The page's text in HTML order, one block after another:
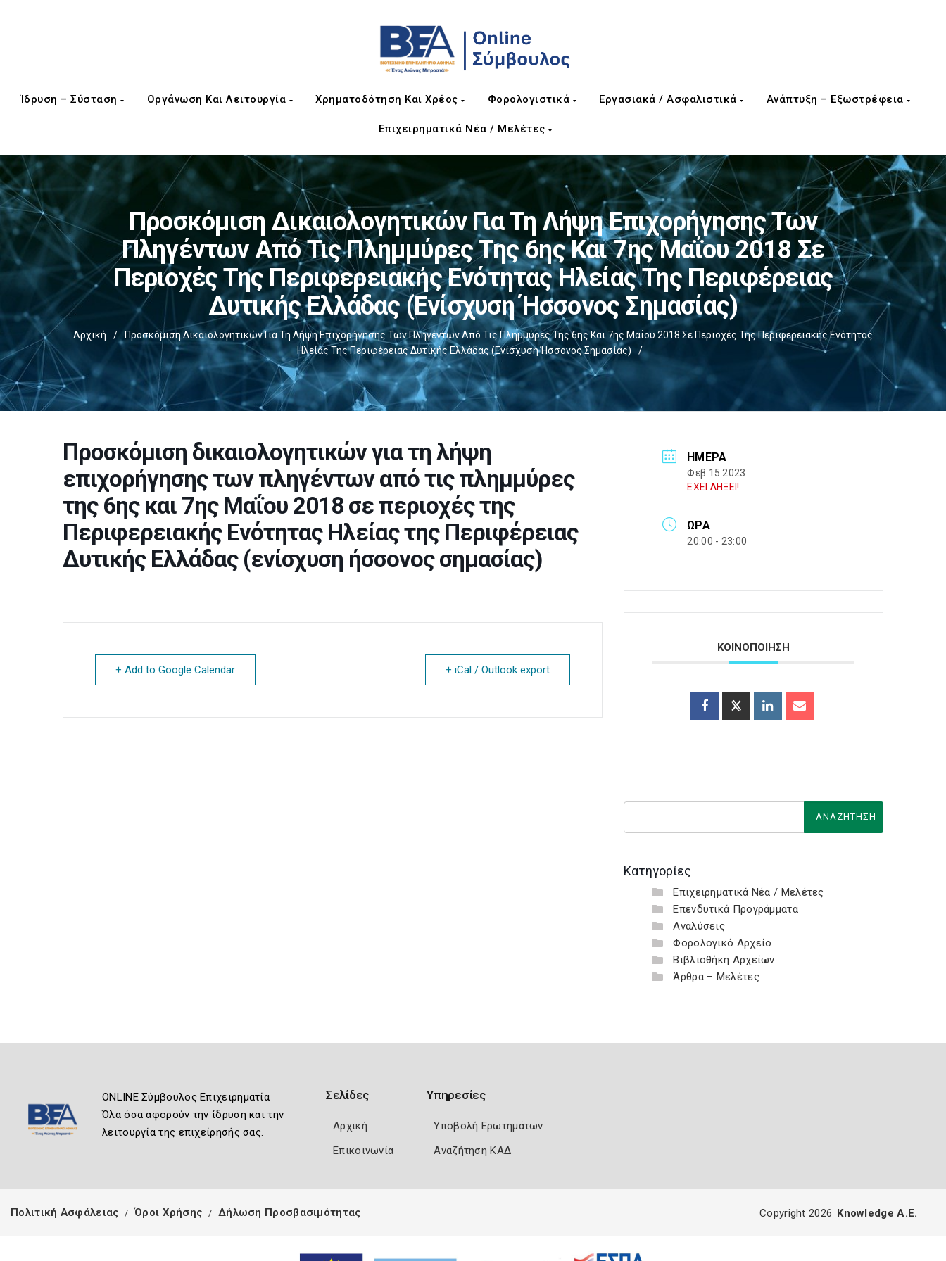
Ίδρυση – Σύσταση Οργάνωση Και Λειτουργία Χρηματοδότηση Και Χρέος Φορολογιστικά Εργασιακά / Ασφαλιστικά Ανάπτυξη – Εξωστρέφεια
Επιχειρηματικά Νέα / Μελέτες
Προσκόμιση Δικαιολογητικών Για Τη Λήψη Επιχορήγησης Των
Πληγέντων Από Τις Πλημμύρες Της 6ης Και 7ης Μαΐου 2018 Σε
Περιοχές Της Περιφερειακής Ενότητας Ηλείας Της Περιφέρειας
Δυτικής Ελλάδας (ενίσχυση Ήσσονος Σημασίας)
Αρχική /
Προσκόμιση Δικαιολογητικών Για Τη Λήψη Επιχορήγησης Των Πληγέντων Από Τις Πλημμύρες Της 6ης Και 7ης Μαΐου 2018 Σε Περιοχές Της Περιφερειακής Ενότητας
Ηλείας Της Περιφέρειας Δυτικής Ελλάδας (ενίσχυση Ήσσονος Σημασίας)
/
Προσκόμιση δικαιολογητικών για τη λήψη
επιχορήγησης των πληγέντων από τις πλημμύρες
της 6ης και 7ης Μαΐου 2018 σε περιοχές της
Περιφερειακής Ενότητας Ηλείας της Περιφέρειας
Δυτικής Ελλάδας (ενίσχυση ήσσονος σημασίας)
+ Add to Google Calendar + iCal / Outlook export
ΗΜΈΡΑ
Φεβ 15 2023
ΕΧΕΙ ΛΗΞΕΙ!
ΏΡΑ
20:00 - 23:00
ΚΟΙΝΟΠΟΙΗΣΗ
Κατηγορίες
Επιχειρηματικά Νέα / Μελέτες
Επενδυτικά Προγράμματα
Αναλύσεις
Φορολογικό Αρχείο
Βιβλιοθήκη Αρχείων
Άρθρα – Μελέτες
ONLINE Σύμβουλος Επιχειρηματία
Όλα όσα αφορούν την ίδρυση και την
λειτουργία της επιχείρησής σας.
Σελίδες
Αρχική
Επικοινωνία
Υπηρεσίες
Υποβολή Ερωτημάτων
Αναζήτηση ΚΑΔ
Πολιτική Ασφάλειας Όροι Χρήσης Δήλωση Προσβασιμότητας Copyright 2026 Knowledge A.E.